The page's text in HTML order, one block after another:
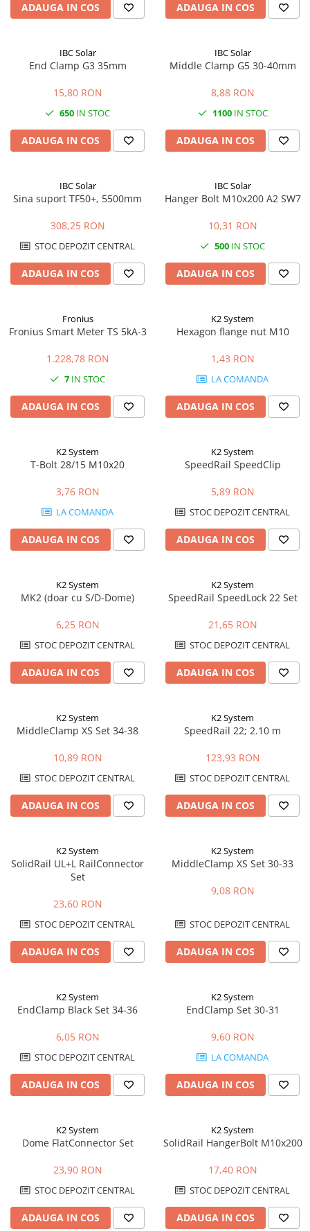
ADAUGA IN COS ADAUGA IN COS
IBC Solar
End Clamp G3 35mm
15,80 RON
650 IN STOC
ADAUGA IN COS
IBC Solar
Middle Clamp G5 30-40mm
8,88 RON
1100IN STOC
ADAUGA IN COS
IBC Solar
Sina suport TF50+, 5500mm
308,25 RON
STOC DEPOZIT CENTRAL
ADAUGA IN COS
IBC Solar
Hanger Bolt M10x200 A2 SW7
10,31 RON
500 IN STOC
ADAUGA IN COS
Fronius
Fronius Smart Meter TS 5kA-3
1.228,78 RON
7 IN STOC
ADAUGA IN COS
K2 System
Hexagon flange nut M10
1,43 RON
LA COMANDA
ADAUGA IN COS
K2 System
T-Bolt 28/15 M10x20
3,76 RON
LA COMANDA
ADAUGA IN COS
K2 System
SpeedRail SpeedClip
5,89 RON
STOC DEPOZIT CENTRAL
ADAUGA IN COS
K2 System
MK2 (doar cu S/D-Dome)
6,25 RON
STOC DEPOZIT CENTRAL
ADAUGA IN COS
K2 System
SpeedRail SpeedLock 22 Set
21,65 RON
STOC DEPOZIT CENTRAL
ADAUGA IN COS
K2 System
MiddleClamp XS Set 34-38
10,89 RON
STOC DEPOZIT CENTRAL
ADAUGA IN COS
K2 System
SpeedRail 22; 2.10 m
123,93 RON
STOC DEPOZIT CENTRAL
ADAUGA IN COS
K2 System
SolidRail UL+L RailConnector
Set
23,60 RON
STOC DEPOZIT CENTRAL
ADAUGA IN COS
K2 System
MiddleClamp XS Set 30-33
9,08 RON
STOC DEPOZIT CENTRAL
ADAUGA IN COS
K2 System
EndClamp Black Set 34-36
6,05 RON
STOC DEPOZIT CENTRAL
ADAUGA IN COS
K2 System
EndClamp Set 30-31
9,60 RON
LA COMANDA
ADAUGA IN COS
K2 System
Dome FlatConnector Set
23,90 RON
STOC DEPOZIT CENTRAL
ADAUGA IN COS
K2 System
SolidRail HangerBolt M10x200
17,40 RON
STOC DEPOZIT CENTRAL
ADAUGA IN COS